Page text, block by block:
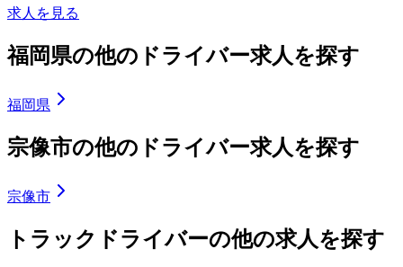
求人を見る
福岡県の他のドライバー求人を探す
福岡県
宗像市の他のドライバー求人を探す
宗像市
トラックドライバーの他の求人を探す